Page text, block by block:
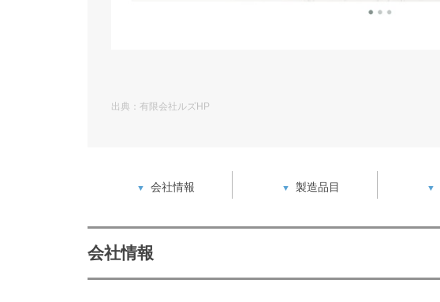
出典：有限会社ルズHP
会社情報 製造品目
会社情報